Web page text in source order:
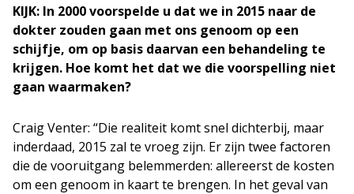
KIJK: In 2000 voorspelde u dat we in 2015 naar de
dokter zouden gaan met ons genoom op een
schijfje, om op basis daarvan een behandeling te
krijgen. Hoe komt het dat we die voorspelling niet
gaan waarmaken?
Craig Venter: “Die realiteit komt snel dichterbij, maar
inderdaad, 2015 zal te vroeg zijn. Er zijn twee factoren
die de vooruitgang belemmerden: allereerst de kosten
om een genoom in kaart te brengen. In het geval van